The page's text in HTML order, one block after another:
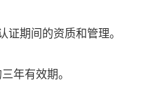
期间的资质和管理。
年有效期。